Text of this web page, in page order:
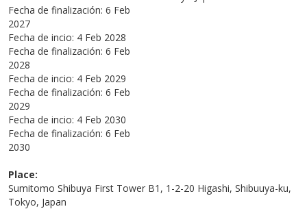
Fecha de finalización: 6 Feb
2027
Fecha de incio: 4 Feb 2028
Fecha de finalización: 6 Feb
2028
Fecha de incio: 4 Feb 2029
Fecha de finalización: 6 Feb
2029
Fecha de incio: 4 Feb 2030
Fecha de finalización: 6 Feb
2030
Place:
Sumitomo Shibuya First Tower B1, 1-2-20 Higashi, Shibuuya-ku,
Tokyo, Japan